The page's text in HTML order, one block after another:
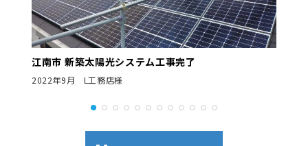
江南市 新築太陽光システム工事完了
2022年9月 L工務店様